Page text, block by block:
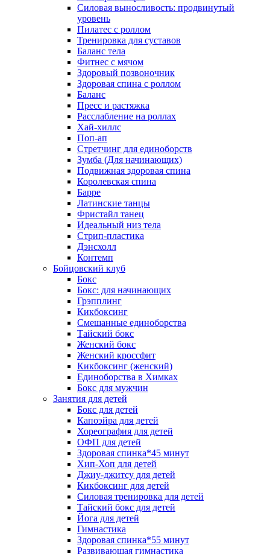
Силовая выносливость: продвинутый
уровень
Пилатес с роллом
Тренировка для суставов
Баланс тела
Фитнес с мячом
Здоровый позвоночник
Здоровая спина с роллом
Баланс
Пресс и растяжка
Расслабление на роллах
Хай-хиллс
Поп-ап
Стретчинг для единоборств
Зумба (Для начинающих)
Подвижная здоровая спина
Королевская спина
Барре
Латинские танцы
Фристайл танец
Идеальный низ тела
Стрип-пластика
Дэнсхолл
Контемп
Бойцовский клуб
Бокс
Бокс: для начинающих
Грэпплинг
Кикбоксинг
Смешанные единоборства
Тайский бокс
Женский бокс
Женский кроссфит
Кикбоксинг (женский)
Единоборства в Химках
Бокс для мужчин
Занятия для детей
Бокс для детей
Капоэйра для детей
Хореография для детей
ОФП для детей
Здоровая спинка*45 минут
Хип-Хоп для детей
Джиу-джитсу для детей
Кикбоксинг для детей
Силовая тренировка для детей
Тайский бокс для детей
Йога для детей
Гимнастика
Здоровая спинка*55 минут
Развивающая гимнастика